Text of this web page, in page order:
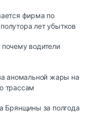
фирма по
лет убытков
водители
аномальной жары на
трассам
Брянщины за полгода